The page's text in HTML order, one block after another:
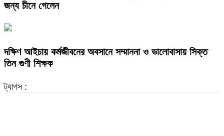
জন্য চীনে গেলেন
দক্ষিণ আইচায় কর্মজীবনের অবসানে সম্মাননা ও ভালোবাসায় সিক্ত
তিন গুণী শিক্ষক
ট্যাগস :